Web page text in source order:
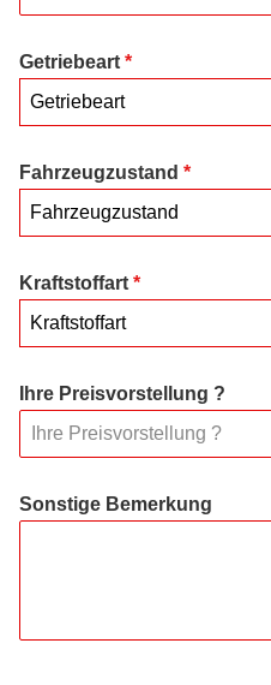
Getriebeart *
Getriebeart
Fahrzeugzustand *
Fahrzeugzustand
Kraftstoffart *
Kraftstoffart
Ihre Preisvorstellung ?
Sonstige Bemerkung